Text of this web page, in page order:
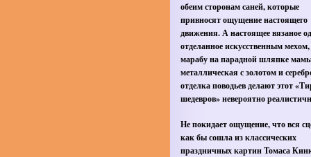
обеим сторонам саней, которые
привносят ощущение настоящего
движения. А настоящее вязаное
отделанное искусственным
марабу на парадной шляпке
металлическая с золотом и
отделка поводьев делают этот
шедевров» невероятно
Не покидает ощущение, что вся
как бы сошла из классических
праздничных картин Томаса